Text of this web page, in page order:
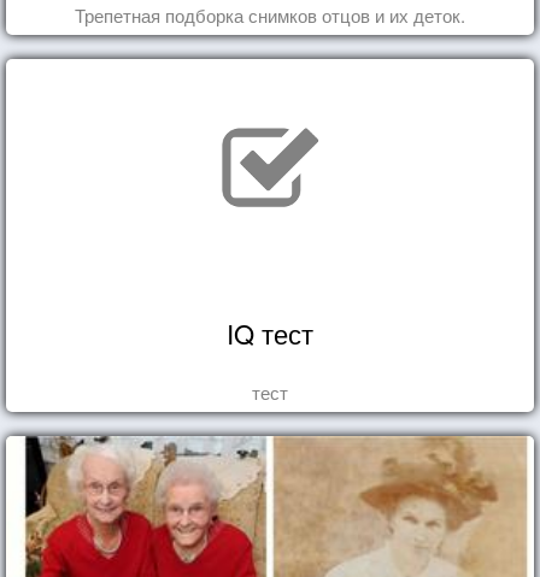
Трепетная подборка снимков отцов и их деток.
IQ тест
тест